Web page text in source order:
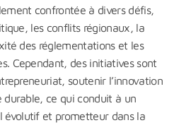
confrontée à divers défis,
les conflits régionaux, la
des réglementations et les
Cependant, des initiatives sont
soutenir l’innovation
durable, ce qui conduit à un
évolutif et prometteur dans la